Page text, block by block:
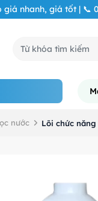
nhanh, giá tốt | 📞
nước Lõi chức